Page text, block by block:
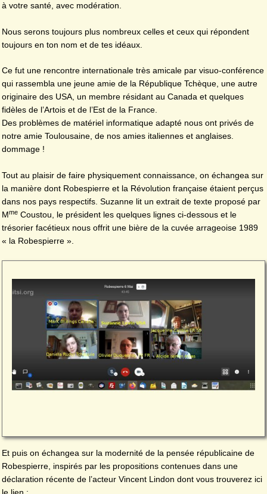
à votre santé, avec modération.
Nous serons toujours plus nombreux celles et ceux qui répondent
toujours en ton nom et de tes idéaux.
Ce fut une rencontre internationale très amicale par visuo-conférence
qui rassembla une jeune amie de la République Tchèque, une autre
originaire des USA, un membre résidant au Canada et quelques
fidèles de l’Artois et de l’Est de la France.
Des problèmes de matériel informatique adapté nous ont privés de
notre amie Toulousaine, de nos amies italiennes et anglaises.
dommage !
Tout au plaisir de faire physiquement connaissance, on échangea sur
la manière dont Robespierre et la Révolution française étaient perçus
dans nos pays respectifs. Suzanne lit un extrait de texte proposé par
Mme Coustou, le président les quelques lignes ci-dessous et le
trésorier facétieux nous offrit une bière de la cuvée arrageoise 1989
« la Robespierre ».
Et puis on échangea sur la modernité de la pensée républicaine de
Robespierre, inspirés par les propositions contenues dans une
déclaration récente de l’acteur Vincent Lindon dont vous trouverez ici